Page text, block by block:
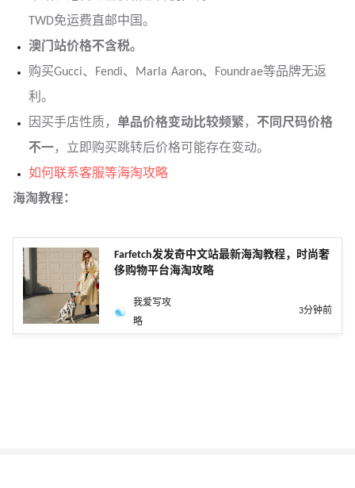
TWD免运费直邮中国。
澳门站价格不含税。
购买Gucci、Fendi、Marla Aaron、Foundrae等品牌无返
利。
因买手店性质， 单品价格变动比较频繁， 不同尺码价格
不一，立即购买跳转后价格可能存在变动。
如何联系客服等海淘攻略
海淘教程：
Farfetch发发奇中文站最新海淘教程，时尚奢
侈购物平台海淘攻略
我爱写攻
略
3分钟前